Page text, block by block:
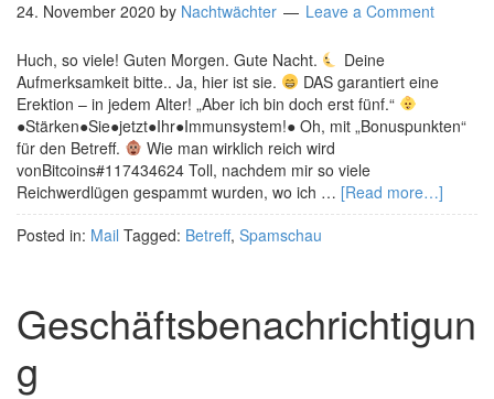
24. November 2020 by Nachtwächter Leave a Comment
Huch, so viele! Guten Morgen. Gute Nacht.
Deine
Aufmerksamkeit bitte.. Ja, hier ist sie.
DAS garantiert eine
Erektion – in jedem Alter! „Aber ich bin doch erst fünf.“
●Stärken●Sie●jetzt●Ihr●Immunsystem!● Oh, mit „Bonuspunkten“
für den Betreff.
Wie man wirklich reich wird
vonBitcoins#117434624 Toll, nachdem mir so viele
Reichwerdlügen gespammt wurden, wo ich … [Read more…]
Posted in: Mail Tagged: Betreff, Spamschau
Geschäftsbenachrichtigun
g